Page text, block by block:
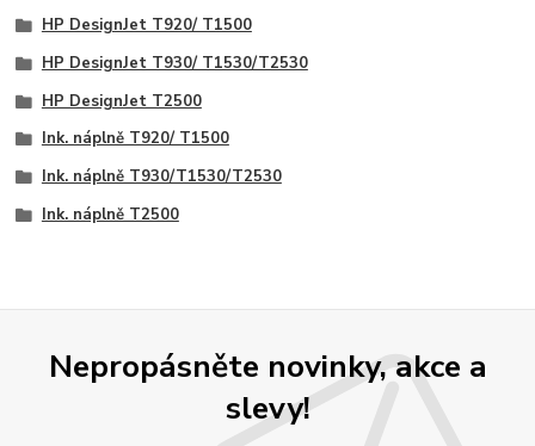
HP DesignJet T920/ T1500
HP DesignJet T930/ T1530/T2530
HP DesignJet T2500
Ink. náplně T920/ T1500
Ink. náplně T930/T1530/T2530
Ink. náplně T2500
Nepropásněte novinky, akce a
slevy!